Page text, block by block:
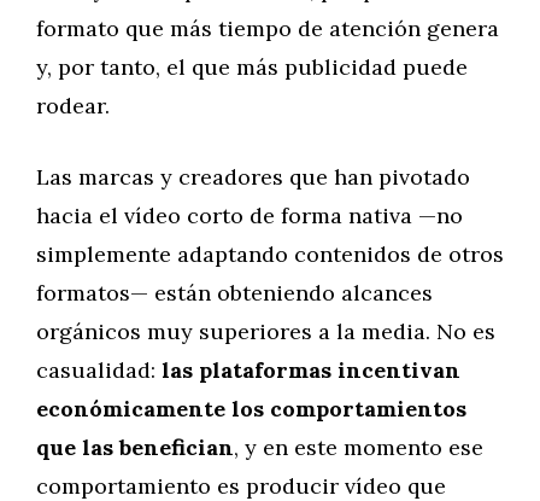
formato que más tiempo de atención genera
y, por tanto, el que más publicidad puede
rodear.
Las marcas y creadores que han pivotado
hacia el vídeo corto de forma nativa —no
simplemente adaptando contenidos de otros
formatos— están obteniendo alcances
orgánicos muy superiores a la media. No es
casualidad: las plataformas incentivan
económicamente los comportamientos
que las benefician, y en este momento ese
comportamiento es producir vídeo que